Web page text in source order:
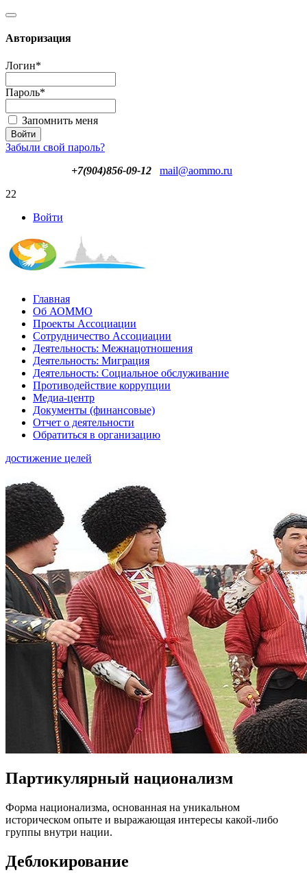
Авторизация
Логин*
Пароль*
Запомнить меня
Забыли свой пароль?
+7(904)856-09-12
mail@aommo.ru
22
Войти
Главная
Об АОММО
Проекты Ассоциации
Сотрудничество Ассоциации
Деятельность: Межнацотношения
Деятельность: Миграция
Деятельность: Социальное обслуживание
Противодействие коррупции
Медиа-центр
Документы (финансовые)
Отчет о деятельности
Обратиться в организацию
достижение целей
Партикулярный национализм
Форма национализма, основанная на уникальном
историческом опыте и выражающая интересы какой-либо
группы внутри нации.
Деблокирование